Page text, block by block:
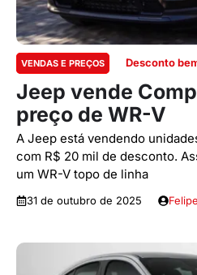
VENDAS E PREÇOS Desconto
Jeep vende
preço de WR-V
A Jeep está vendendo
com R$ 20 mil de desconto.
um WR-V topo de linha
31 de outubro de 2025